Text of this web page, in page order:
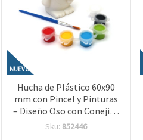
NUEVO
Hucha de Plástico 60x90
mm con Pincel y Pinturas
– Diseño Oso con Conejito
para Manualidades
Sku: 852446